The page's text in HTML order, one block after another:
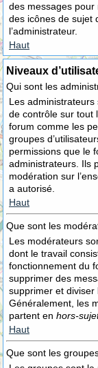
des messages pour
des icônes de sujet
l’administrateur.
Haut
Niveaux
Qui sont les
Les
de contrôle sur tout
forum comme les
groupes
permissions que le
administrateurs. Ils
modération sur
a autorisé.
Haut
Que sont les
Les modérateurs
dont le travail
fonctionnement du
supprimer des
supprimer et diviser
Généralement, les
partent en hors-
Haut
Que sont les